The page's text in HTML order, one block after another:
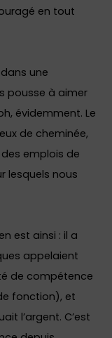
en tout
une
pousse à aimer
évidemment. Le
de cheminée,
emplois de
lesquels nous
est ainsi : il a
appelaient
de compétence
fonction), et
l’argent. C’est